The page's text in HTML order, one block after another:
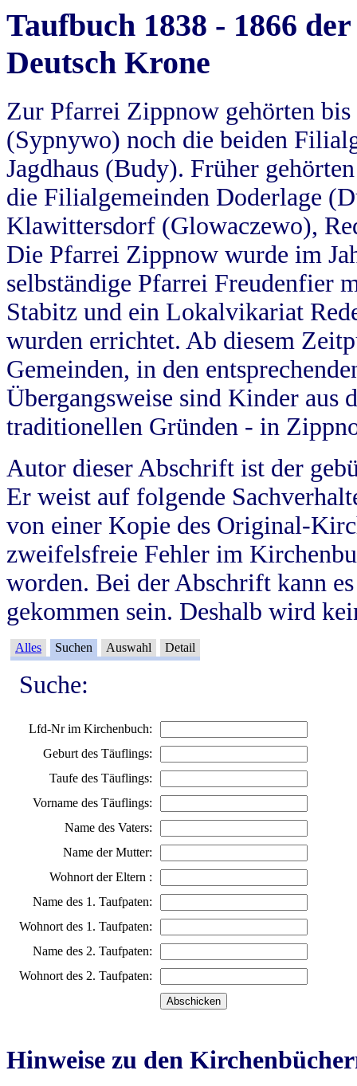
Taufbuch 1838 - 1866
Deutsch Krone
Zur Pfarrei Zippnow gehörten
(Sypnywo) noch die beiden
Jagdhaus (Budy). Früher
die Filialgemeinden Doderlage
Klawittersdorf (Glowaczewo),
Die Pfarrei Zippnow wurde im
selbständige Pfarrei Freudenfier
Stabitz und ein Lokalvikariat
wurden errichtet. Ab diesem
Gemeinden, in den
Übergangsweise sind Kinder aus
traditionellen Gründen - in
Autor dieser Abschrift ist der
Er weist auf folgende
von einer Kopie des Original-
zweifelsfreie Fehler im
worden. Bei der Abschrift kann
gekommen sein. Deshalb wird
Alles Suchen Auswahl Detail
Suche:
Lfd-Nr im Kirchenbuch:
Geburt des Täuflings:
Taufe des Täuflings:
Vorname des Täuflings:
Name des Vaters:
Name der Mutter:
Wohnort der Eltern :
Name des 1. Taufpaten:
Wohnort des 1. Taufpaten:
Name des 2. Taufpaten:
Wohnort des 2. Taufpaten:
Hinweise zu den